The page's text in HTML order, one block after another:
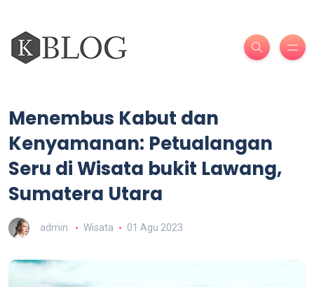
Menembus Kabut dan
Kenyamanan: Petualangan
Seru di Wisata bukit Lawang,
Sumatera Utara
admin Wisata 01 Agu 2023